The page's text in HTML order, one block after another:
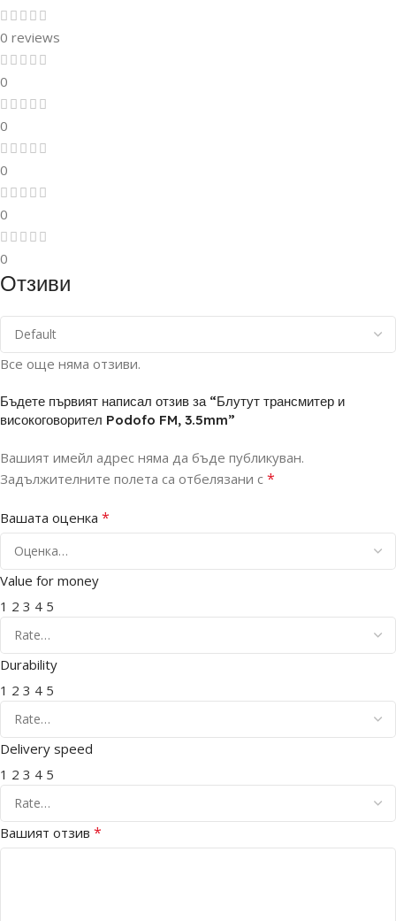
0 reviews
0
0
0
0
0
Отзиви
Все още няма отзиви.
Бъдете първият написал отзив за “Блутут трансмитер и
високоговорител Podofo FM, 3.5mm”
Вашият имейл адрес няма да бъде публикуван.
Задължителните полета са отбелязани с *
Вашата оценка *
Value for money
1 2 3 4 5
Durability
1 2 3 4 5
Delivery speed
1 2 3 4 5
Вашият отзив *